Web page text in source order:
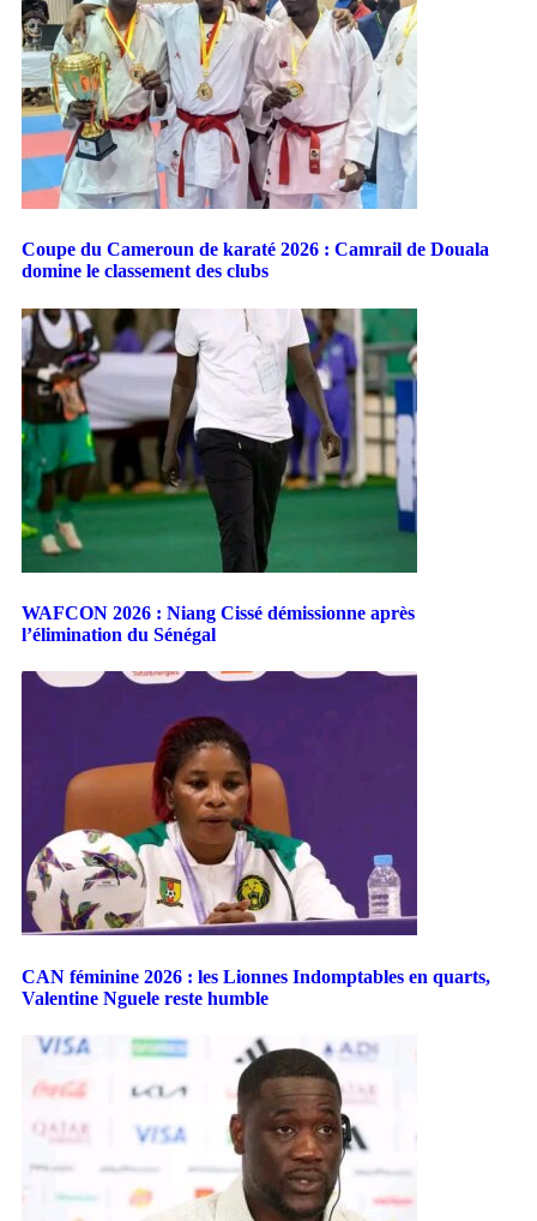
Coupe du Cameroun de karaté 2026 : Camrail de Douala
domine le classement des clubs
WAFCON 2026 : Niang Cissé démissionne après
l’élimination du Sénégal
CAN féminine 2026 : les Lionnes Indomptables en quarts,
Valentine Nguele reste humble